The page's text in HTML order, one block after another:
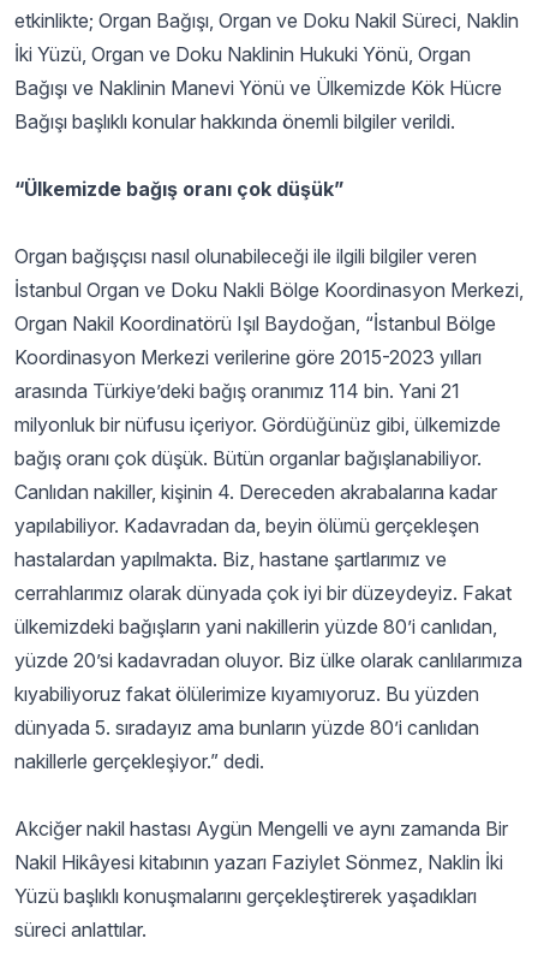
etkinlikte; Organ Bağışı, Organ ve Doku Nakil Süreci, Naklin
İki Yüzü, Organ ve Doku Naklinin Hukuki Yönü, Organ
Bağışı ve Naklinin Manevi Yönü ve Ülkemizde Kök Hücre
Bağışı başlıklı konular hakkında önemli bilgiler verildi.
“Ülkemizde bağış oranı çok düşük”
Organ bağışçısı nasıl olunabileceği ile ilgili bilgiler veren
İstanbul Organ ve Doku Nakli Bölge Koordinasyon Merkezi,
Organ Nakil Koordinatörü Işıl Baydoğan, “İstanbul Bölge
Koordinasyon Merkezi verilerine göre 2015-2023 yılları
arasında Türkiye’deki bağış oranımız 114 bin. Yani 21
milyonluk bir nüfusu içeriyor. Gördüğünüz gibi, ülkemizde
bağış oranı çok düşük. Bütün organlar bağışlanabiliyor.
Canlıdan nakiller, kişinin 4. Dereceden akrabalarına kadar
yapılabiliyor. Kadavradan da, beyin ölümü gerçekleşen
hastalardan yapılmakta. Biz, hastane şartlarımız ve
cerrahlarımız olarak dünyada çok iyi bir düzeydeyiz. Fakat
ülkemizdeki bağışların yani nakillerin yüzde 80’i canlıdan,
yüzde 20’si kadavradan oluyor. Biz ülke olarak canlılarımıza
kıyabiliyoruz fakat ölülerimize kıyamıyoruz. Bu yüzden
dünyada 5. sıradayız ama bunların yüzde 80’i canlıdan
nakillerle gerçekleşiyor.” dedi.
Akciğer nakil hastası Aygün Mengelli ve aynı zamanda Bir
Nakil Hikâyesi kitabının yazarı Faziylet Sönmez, Naklin İki
Yüzü başlıklı konuşmalarını gerçekleştirerek yaşadıkları
süreci anlattılar.